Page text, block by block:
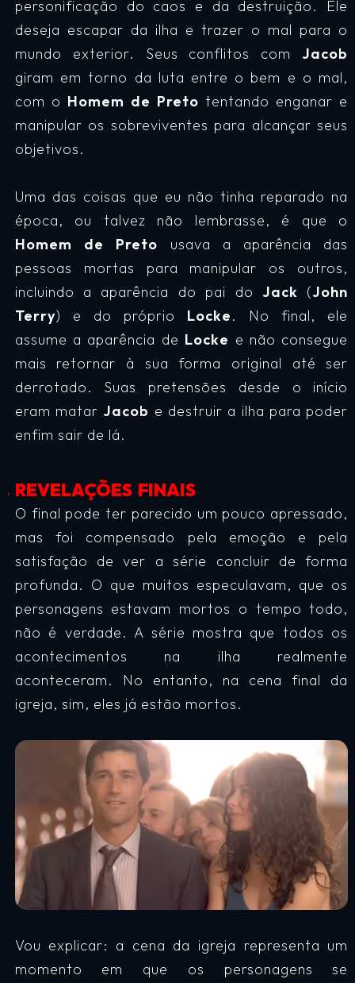
personificação do caos e da destruição. Ele
deseja escapar da ilha e trazer o mal para o
mundo exterior. Seus conflitos com Jacob
giram em torno da luta entre o bem e o mal,
com o Homem de Preto tentando enganar e
manipular os sobreviventes para alcançar seus
objetivos.
Uma das coisas que eu não tinha reparado na
época, ou talvez não lembrasse, é que o
Homem de Preto usava a aparência das
pessoas mortas para manipular os outros,
incluindo a aparência do pai do Jack (John
Terry) e do próprio Locke. No final, ele
assume a aparência de Locke e não consegue
mais retornar à sua forma original até ser
derrotado. Suas pretensões desde o início
eram matar Jacob e destruir a ilha para poder
enfim sair de lá.
REVELAÇÕES FINAIS
O final pode ter parecido um pouco apressado,
mas foi compensado pela emoção e pela
satisfação de ver a série concluir de forma
profunda. O que muitos especulavam, que os
personagens estavam mortos o tempo todo,
não é verdade. A série mostra que todos os
acontecimentos na ilha realmente
aconteceram. No entanto, na cena final da
igreja, sim, eles já estão mortos.
Vou explicar: a cena da igreja representa um
momento em que os personagens se